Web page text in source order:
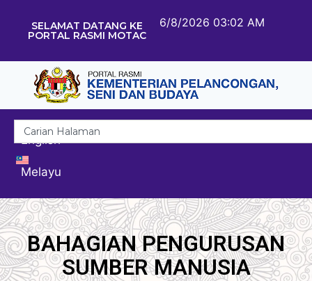
SELAMAT DATANG KE
PORTAL RASMI MOTAC
6/8/2026 03:02 AM
English
Melayu
BAHAGIAN PENGURUSAN
SUMBER MANUSIA